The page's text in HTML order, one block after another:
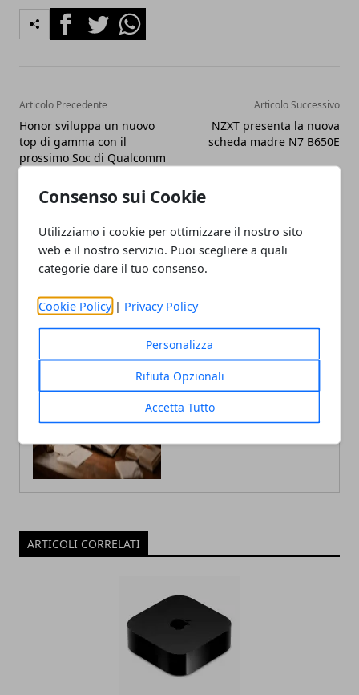
Consenso sui Cookie
Utilizziamo i cookie per ottimizzare il nostro sito
web e il nostro servizio. Puoi scegliere a quali
categorie dare il tuo consenso.
Cookie Policy | Privacy Policy
Personalizza
Rifiuta Opzionali
Accetta Tutto
FacebookTwitterWhatsapp
Articolo Precedente
Honor sviluppa un nuovo
top di gamma con il
prossimo Soc di Qualcomm
Articolo Successivo
NZXT presenta la nuova
scheda madre N7 B650E
Claudio Banfi
Laureato in Informatica scrive con
passione notizie dal mondo della
tecnologia portando in Italia le
ultime novità dal mondo.
ARTICOLI CORRELATI